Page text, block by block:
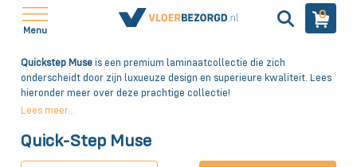
Menu
0
Quickstep Muse is een premium laminaatcollectie die zich
onderscheidt door zijn luxueuze design en superieure kwaliteit. Lees
hieronder meer over deze prachtige collectie!
Lees meer...
Quick-Step Muse